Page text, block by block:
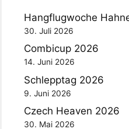
Hangflugwoche
30. Juli 2026
Combicup 2026
14. Juni 2026
Schlepptag 2026
9. Juni 2026
Czech Heaven 2026
30. Mai 2026